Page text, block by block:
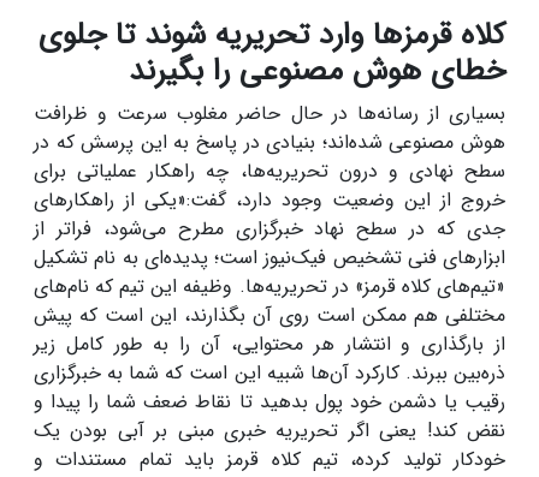
کلاه قرمزها وارد تحریریه شوند تا جلوی
خطای هوش مصنوعی را بگیرند
بسیاری از رسانه‌ها در حال حاضر مغلوب سرعت و ظرافت
هوش مصنوعی شده‌اند؛ بنیادی در پاسخ به این پرسش که در
سطح نهادی و درون تحریریه‌ها، چه راهکار عملیاتی برای
خروج از این وضعیت وجود دارد، گفت:«یکی از راهکارهای
جدی که در سطح نهاد خبرگزاری مطرح می‌شود، فراتر از
ابزارهای فنی تشخیص فیک‌نیوز است؛ پدیده‌ای به نام تشکیل
«تیم‌های کلاه قرمز» در تحریریه‌ها. وظیفه این تیم که نام‌های
مختلفی هم ممکن است روی آن بگذارند، این است که پیش
از بارگذاری و انتشار هر محتوایی، آن را به طور کامل زیر
ذره‌بین ببرند. کارکرد آن‌ها شبیه این است که شما به خبرگزاری
رقیب یا دشمن خود پول بدهید تا نقاط ضعف شما را پیدا و
نقض کند! یعنی اگر تحریریه خبری مبنی بر آبی بودن یک
خودکار تولید کرده، تیم کلاه قرمز باید تمام مستندات و